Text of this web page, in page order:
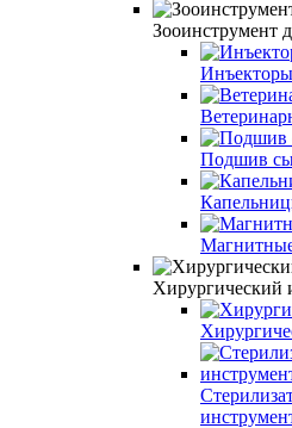
Зооинструмент
Подшив
Хирургический